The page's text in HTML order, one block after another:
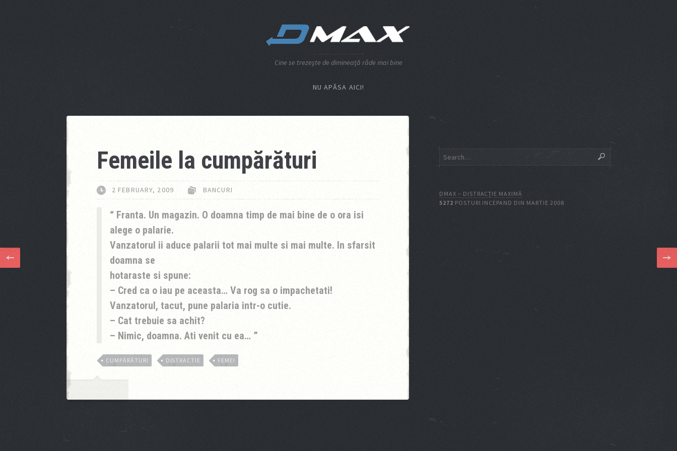
Cine se trezeşte de dimineaţă râde mai bine
NU APĂSA AICI!
Femeile la cumpărături
2 FEBRUARY, 2009 BANCURI
Franta. Un magazin. O doamna timp de mai bine de o ora isi
alege o palarie.
Vanzatorul ii aduce palarii tot mai multe si mai multe. In sfarsit
doamna se
hotaraste si spune:
– Cred ca o iau pe aceasta… Va rog sa o impachetati!
Vanzatorul, tacut, pune palaria intr-o cutie.
– Cat trebuie sa achit?
– Nimic, doamna. Ati venit cu ea…
CUMPĂRĂTURI DISTRACTIE FEMEI
DMAX – DISTRACŢIE MAXIMĂ
5272 POSTURI INCEPAND DIN MARTIE 2008